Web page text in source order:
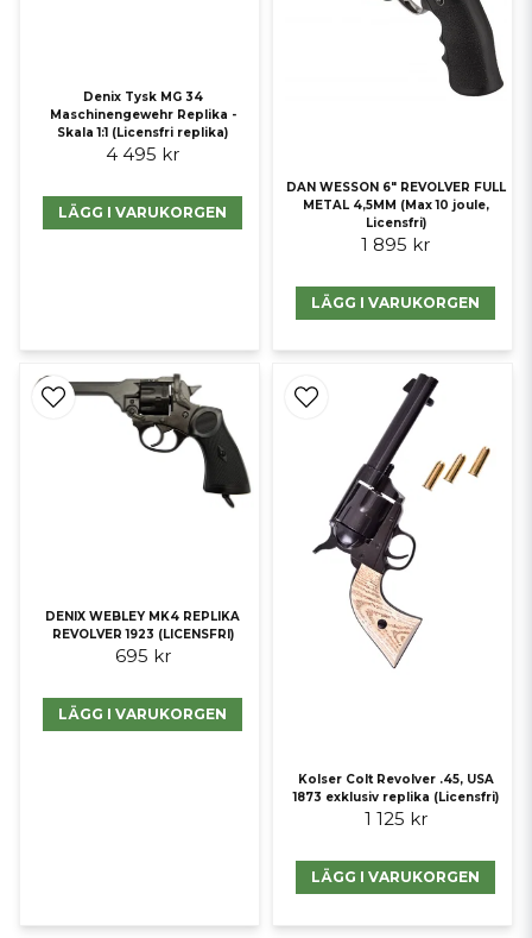
Denix Tysk MG 34
Maschinengewehr Replika -
Skala 1:1 (Licensfri replika)
4 495 kr
LÄGG I VARUKORGEN
DAN WESSON 6" REVOLVER FULL
METAL 4,5MM (Max 10 joule,
Licensfri)
1 895 kr
LÄGG I VARUKORGEN
DENIX WEBLEY MK4 REPLIKA
REVOLVER 1923 (LICENSFRI)
695 kr
LÄGG I VARUKORGEN
Kolser Colt Revolver .45, USA
1873 exklusiv replika (Licensfri)
1 125 kr
LÄGG I VARUKORGEN